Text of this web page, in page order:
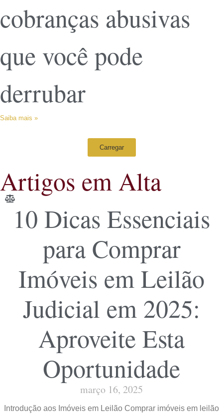
cobranças abusivas
que você pode
derrubar
Saiba mais »
Carregar
Artigos em Alta
10 Dicas Essenciais
para Comprar
Imóveis em Leilão
Judicial em 2025:
Aproveite Esta
Oportunidade
março 16, 2025
Introdução aos Imóveis em Leilão Comprar imóveis em leilão